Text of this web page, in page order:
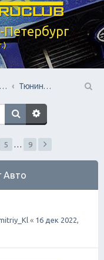
Петербург
раздел
Тюнинг / Стайлинг Авто
5 9
Авто
« 16 дек 2022,